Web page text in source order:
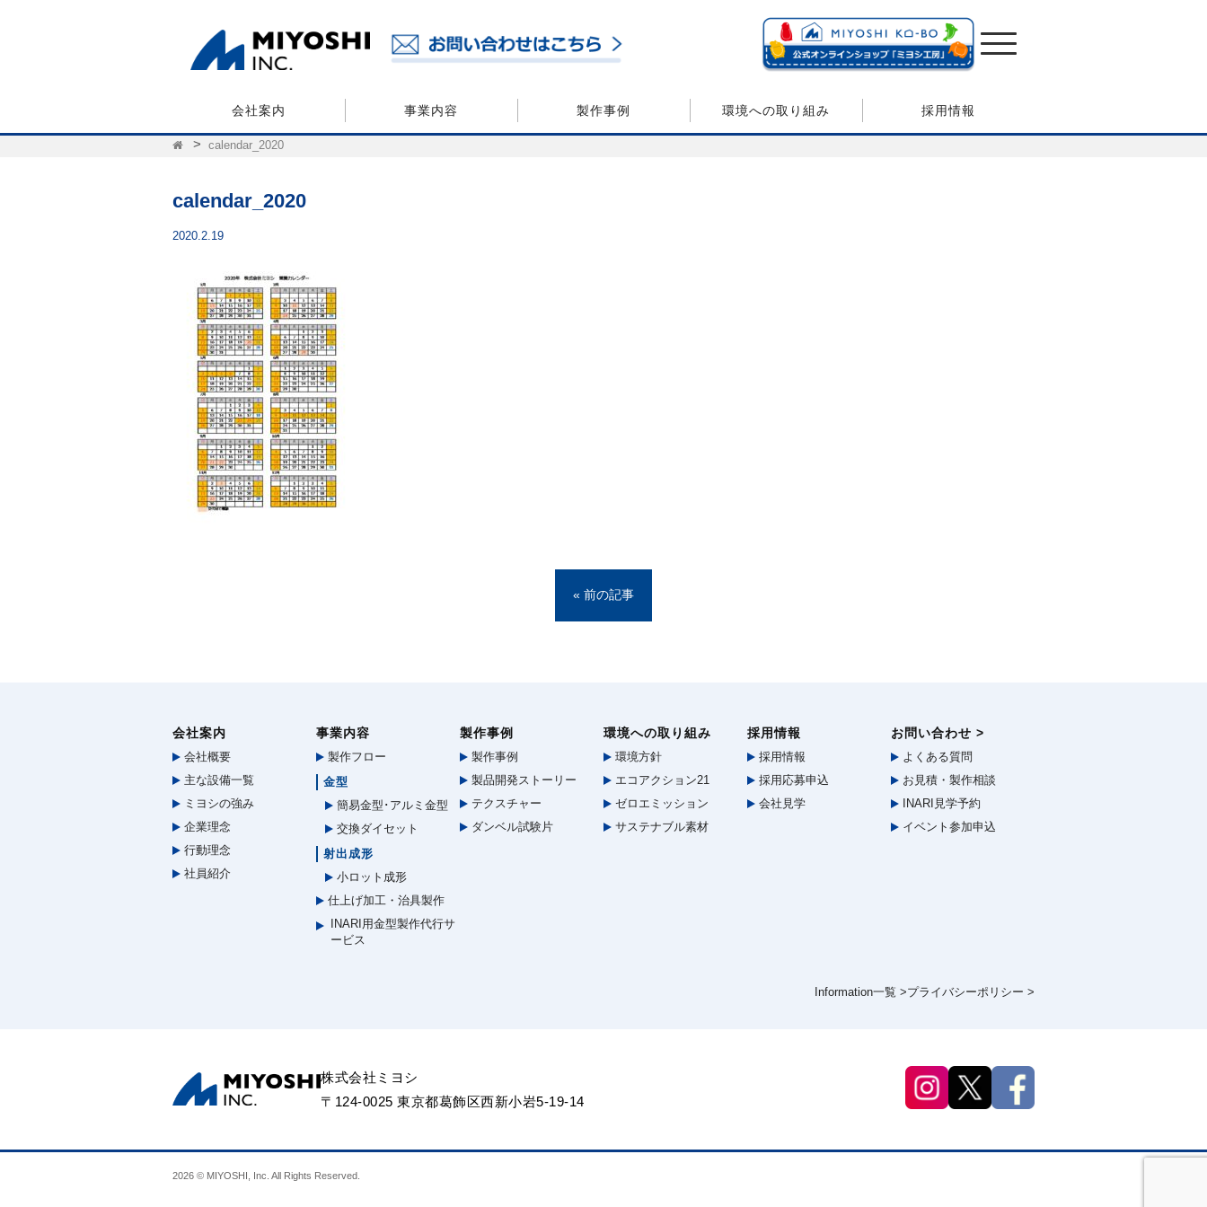
会社案内 事業内容 製作事例 環境への取り組み 採用情報
calendar_2020
calendar_2020
2020.2.19
« 前の記事
会社案内
会社概要
主な設備一覧
ミヨシの強み
企業理念
行動理念
社員紹介
事業内容
製作フロー
金型
簡易金型･アルミ金型
交換ダイセット
射出成形
小ロット成形
仕上げ加工・治具製作
INARI用金型製作代行サ
ービス
製作事例
製作事例
製品開発ストーリー
テクスチャー
ダンベル試験片
環境への取り組み
環境方針
エコアクション21
ゼロエミッション
サステナブル素材
採用情報
採用情報
採用応募申込
会社見学
お問い合わせ >
よくある質問
お見積・製作相談
INARI見学予約
イベント参加申込
Information一覧 >プライバシーポリシー >
株式会社ミヨシ
〒124-0025 東京都葛飾区西新小岩5-19-14
2026 © MIYOSHI, Inc. All Rights Reserved.